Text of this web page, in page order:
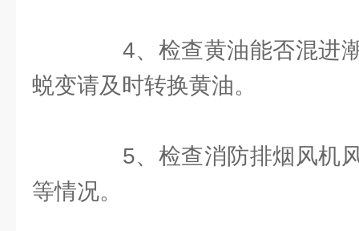
4、检查黄油能否混进潮
蜕变请及时转换黄油。
5、检查消防排烟风机风
等情况。